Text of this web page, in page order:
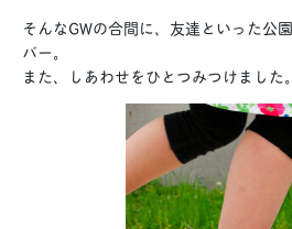
そんなGWの合間に、友達といった公
バー。
また、しあわせをひとつみつけました。